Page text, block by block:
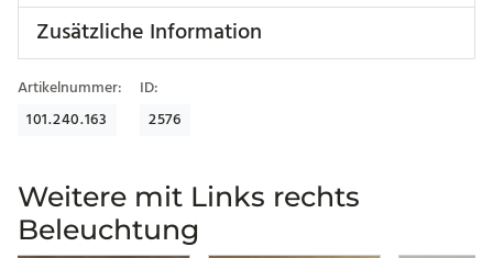
Zusätzliche Information
Artikelnummer:
101.240.163
ID:
2576
Weitere mit Links rechts
Beleuchtung